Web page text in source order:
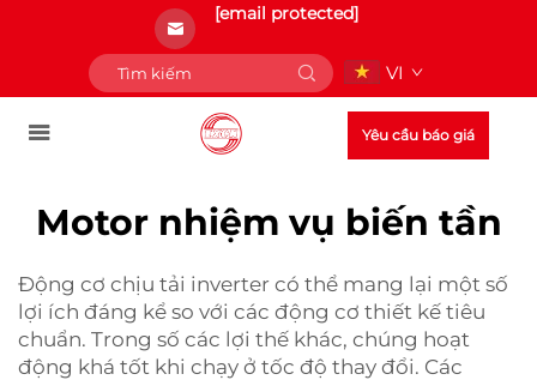
[email protected]
VI
Yêu cầu báo giá
Motor nhiệm vụ biến tần
Động cơ chịu tải inverter có thể mang lại một số
lợi ích đáng kể so với các động cơ thiết kế tiêu
chuẩn. Trong số các lợi thế khác, chúng hoạt
động khá tốt khi chạy ở tốc độ thay đổi. Các